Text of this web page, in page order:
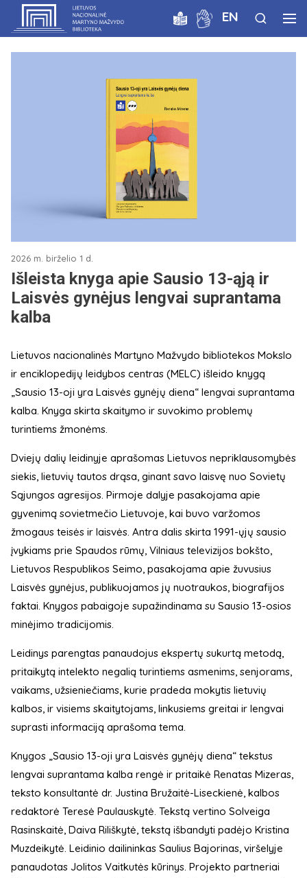
EN
2026 m. birželio 1 d.
Išleista knyga apie Sausio 13-ąją ir
Laisvės gynėjus lengvai suprantama
kalba
Lietuvos nacionalinės Martyno Mažvydo bibliotekos Mokslo
ir enciklopedijų leidybos centras (MELC) išleido knygą
„Sausio 13-oji yra Laisvės gynėjų diena“ lengvai suprantama
kalba. Knyga skirta skaitymo ir suvokimo problemų
turintiems žmonėms.
Dviejų dalių leidinyje aprašomas Lietuvos nepriklausomybės
siekis, lietuvių tautos drąsa, ginant savo laisvę nuo Sovietų
Sąjungos agresijos. Pirmoje dalyje pasakojama apie
gyvenimą sovietmečio Lietuvoje, kai buvo varžomos
žmogaus teisės ir laisvės. Antra dalis skirta 1991-ųjų sausio
įvykiams prie Spaudos rūmų, Vilniaus televizijos bokšto,
Lietuvos Respublikos Seimo, pasakojama apie žuvusius
Laisvės gynėjus, publikuojamos jų nuotraukos, biografijos
faktai. Knygos pabaigoje supažindinama su Sausio 13-osios
minėjimo tradicijomis.
Leidinys parengtas panaudojus ekspertų sukurtą metodą,
pritaikytą intelekto negalią turintiems asmenims, senjorams,
vaikams, užsieniečiams, kurie pradeda mokytis lietuvių
kalbos, ir visiems skaitytojams, linkusiems greitai ir lengvai
suprasti informaciją aprašoma tema.
Knygos „Sausio 13-oji yra Laisvės gynėjų diena“ tekstus
lengvai suprantama kalba rengė ir pritaikė Renatas Mizeras,
teksto konsultantė dr. Justina Bružaitė-Liseckienė, kalbos
redaktorė Teresė Paulauskytė. Tekstą vertino Solveiga
Rasinskaitė, Daiva Riliškytė, tekstą išbandyti padėjo Kristina
Muzdeikytė. Leidinio dailininkas Saulius Bajorinas, viršelyje
panaudotas Jolitos Vaitkutės kūrinys. Projekto partneriai